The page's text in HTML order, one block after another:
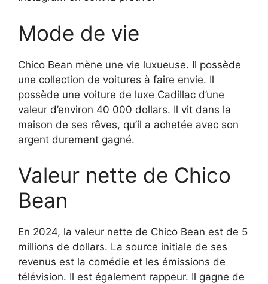
Mode de vie
Chico Bean mène une vie luxueuse. Il possède
une collection de voitures à faire envie. Il
possède une voiture de luxe Cadillac d’une
valeur d’environ 40 000 dollars. Il vit dans la
maison de ses rêves, qu’il a achetée avec son
argent durement gagné.
Valeur nette de Chico
Bean
En 2024, la valeur nette de Chico Bean est de 5
millions de dollars. La source initiale de ses
revenus est la comédie et les émissions de
télévision. Il est également rappeur. Il gagne de